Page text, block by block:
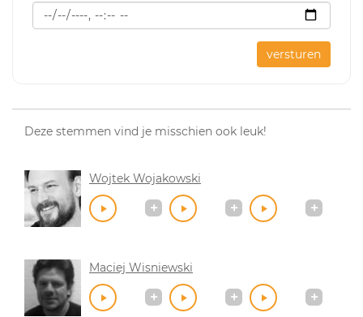
versturen
Deze stemmen vind je misschien ook leuk!
Wojtek Wojakowski
Maciej Wisniewski